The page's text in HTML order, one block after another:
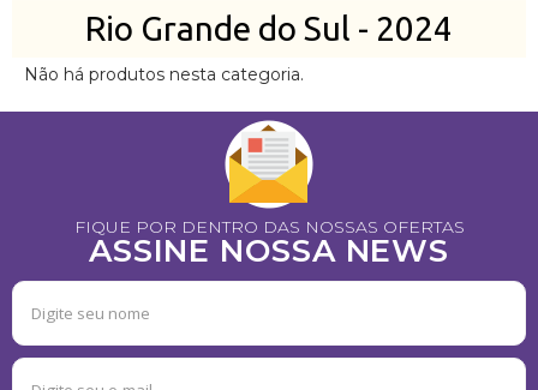
Rio Grande do Sul - 2024
Não há produtos nesta categoria.
FIQUE POR DENTRO DAS NOSSAS OFERTAS
ASSINE NOSSA NEWS